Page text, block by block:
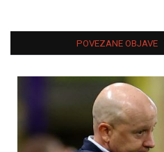
POVEZANE OBJAVE